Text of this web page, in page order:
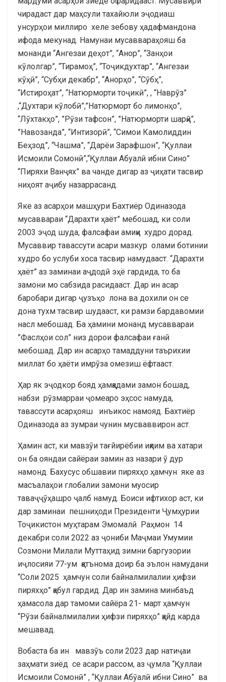
чирадаст дар маҳсули тахайюли эҷодиаш
унсурҳои миллиро хеле зебову ҳадафмандона
ифода мекунад. Намунаи мусаввараҳояш ба
монанди “Ангезаи деҳот”, “Анор”, “Занҳои
кӯлолгар”, “Тирамоҳ”, “Тоҷикдухтар”, “Ангезаи
кӯҳӣ”, “Субҳи декабр”, “Анорҳо”, “Сӯбҳ”,
“Истироҳат”, “Натюрморти тоҷикӣ”, , “Наврӯз”
,“Духтари кӯлобӣ”,”Натюрморт бо лимонҳо”,
“Лӯхтакҳо”, ”Рӯзи тафсон”, ”Натюрморти шарқӣ”,
”Навозанда”, “Интизорӣ”, “Симои Камолиддин
Беҳзод”, “Чашма”, “Дарёи Зарафшон”, “Қуллаи
Исмоили Сомонӣ”,“Қуллаи Абуалӣ ибни Сино”
“Пиряхи Ванҷях” ва чанде дигар аз ҷиҳати тасвир
ниҳоят аҷибу назаррасанд.
Яке аз асарҳои машҳури Бахтиёр Одиназода
мусаввараи “Дарахти ҳаёт” мебошад, ки соли
2003 эҷод шуда, фалсафаи амиқи худро дорад.
Мусаввир тавассути асари мазкур олами ботинии
худро бо услуби хоса тасвир намудааст. “Дарахти
ҳаёт” аз заминаи аҷдодӣ эҳё гардида, то ба
замони мо сабзида расидааст. Дар ин асар
баробари дигар ҷузъҳо лона ва дохили он се
дона тухм тасвир шудааст, ки рамзи бардавомии
насл мебошад. Ба ҳамини монанд мусаввараи
”Фаслҳои сол” низ дорои фалсафаи ғанӣ
мебошад. Дар ин асарҳо тамаддуни таърихии
миллат бо ҳаёти имрӯза омезиш ёфтааст.
Ҳар як эҷодкор бояд ҳамқадами замон бошад,
набзи рӯзмарраи ҷомеаро эҳсос намуда,
тавассути асарҳояш инъикос намояд. Бахтиёр
Одиназода аз зумраи чунин мусваввирон аст.
Ҳамин аст, ки мавзӯи тағйирёбии иқлим ва хатари
он ба ояндаи сайёраи замин аз назари ӯ дур
намонд. Бахусус обшавии пиряхҳо ҳамчун яке аз
масъалаҳои глобалии замони муосир
таваҷҷӯҳашро ҷалб намуд. Боиси ифтихор аст, ки
дар заминаи пешниҳоди Президенти Ҷумҳурии
Тоҷикистон муҳтарам Эмомалӣ Раҳмон 14
декабри соли 2022 аз ҷониби Маҷмаи Умумии
Созмони Милали Муттаҳид зимни баргузории
иҷлосияи 77-ум қатънома доир ба эълон намудани
“Соли 2025 ҳамчун соли байналмилалии ҳифзи
пиряхҳо” қабул гардид. Дар ин замина минбаъд
ҳамасола дар тамоми сайёра 21- март ҳамчун
“Рӯзи байналмилалии ҳифзи пиряхҳо” қайд карда
мешавад.
Вобаста ба ин мавзӯъ соли 2023 дар натиҷаи
заҳмати зиёд се асари рассом, аз ҷумла “Қуллаи
Исмоили Сомонӣ” , “Қуллаи Абӯалӣ ибни Сино” ва